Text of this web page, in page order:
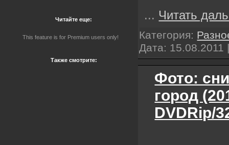
Читайте еще:
This feature is for Premium users only!
Также смотрите:
... Читать
Категория:
Дата: 15.08.2011
Фото:
город
DVDRip/